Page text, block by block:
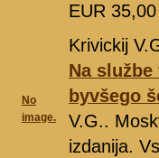
EUR
No
image.
Krivickij
Na
byvšego
V.G..
izdanija.